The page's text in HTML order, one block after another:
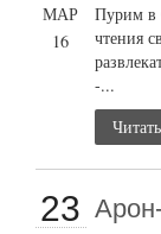
МАР
16
Пурим в
чтения
-...
23